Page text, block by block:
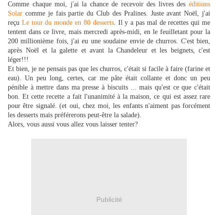
Comme chaque moi, j'ai la chance de recevoir des livres des éditions
Solar comme je fais partie du Club des Pralines. Juste avant Noël, j'ai
reçu Le tour du monde en 80 desserts. Il y a pas mal de recettes qui me
tentent dans ce livre, mais mercredi après-midi, en le feuilletant pour la
200 millionième fois, j'ai eu une soudaine envie de churros. C'est bien,
après Noël et la galette et avant la Chandeleur et les beignets, c'est
léger!!!
Et bien, je ne pensais pas que les churros, c'était si facile à faire (farine et
eau). Un peu long, certes, car me pâte était collante et donc un peu
pénible à mettre dans ma presse à biscuits ... mais qu'est ce que c'était
bon. Et cette recette a fait l'unanimité à la maison, ce qui est assez rare
pour être signalé. (et oui, chez moi, les enfants n'aiment pas forcément
les desserts mais préférerons peut-être la salade).
Alors, vous aussi vous allez vous laisser tenter?
Publicité